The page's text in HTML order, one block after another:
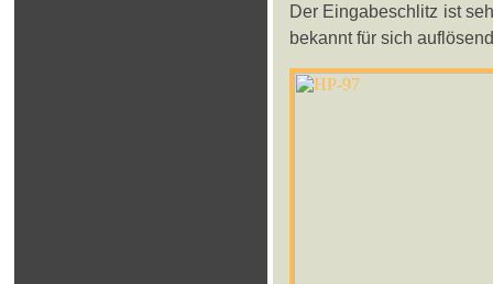
Der Eingabeschlitz ist
bekannt für sich